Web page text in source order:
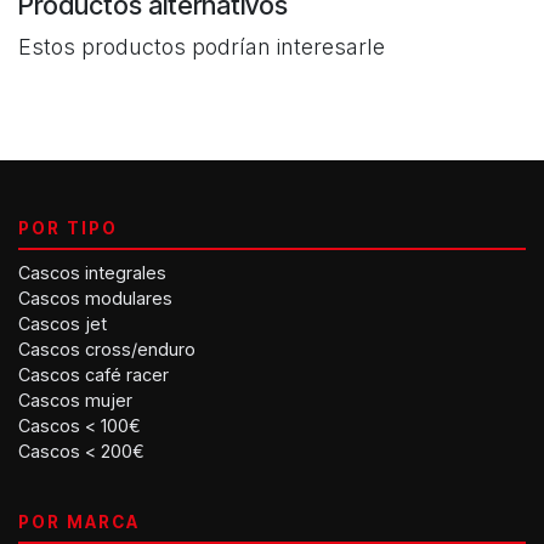
Estos productos podrían interesarle
POR TIPO
Cascos integrales
Cascos modulares
Cascos jet
Cascos cross/enduro
Cascos café racer
Cascos mujer
Cascos < 100€
Cascos < 200€
POR MARCA